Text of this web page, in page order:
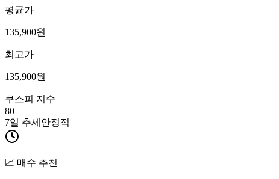
평균가
135,900원
최고가
135,900원
쿠스피 지수
80
7일 추세 안정적
📈 매수 추천